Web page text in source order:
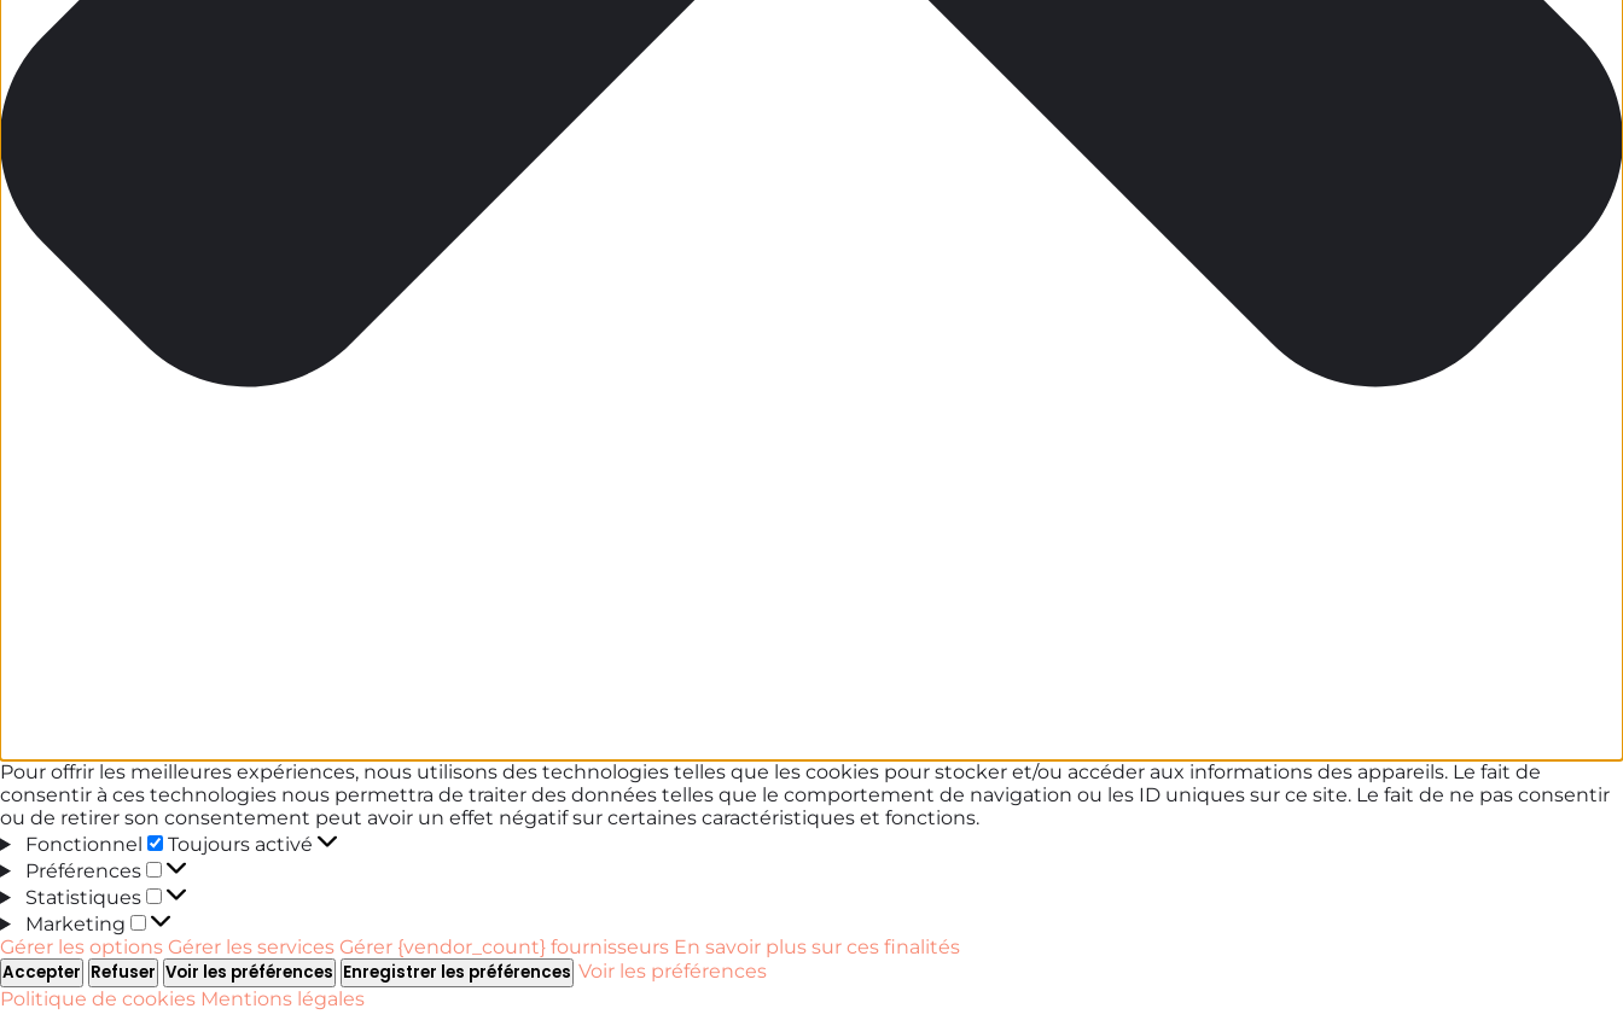
Pour offrir les meilleures expériences, nous utilisons des technologies telles que les cookies pour stocker et/ou accéder aux informations des appareils. Le fait de
consentir à ces technologies nous permettra de traiter des données telles que le comportement de navigation ou les ID uniques sur ce site. Le fait de ne pas consentir
ou de retirer son consentement peut avoir un effet négatif sur certaines caractéristiques et fonctions.
Fonctionnel
Fonctionnel
Toujours activé
Préférences
Préférences
Statistiques
Statistiques
Marketing
Marketing
Gérer les options Gérer les services Gérer {vendor_count} fournisseurs En savoir plus sur ces finalités
Accepter Refuser Voir les préférences Enregistrer les préférences Voir les préférences
Politique de cookies Mentions légales